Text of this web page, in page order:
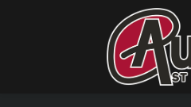
Panneau de gestion des cookies